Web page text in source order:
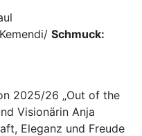
Schmuck:
2025/26 „Out of the
Visionärin Anja
Eleganz und Freude